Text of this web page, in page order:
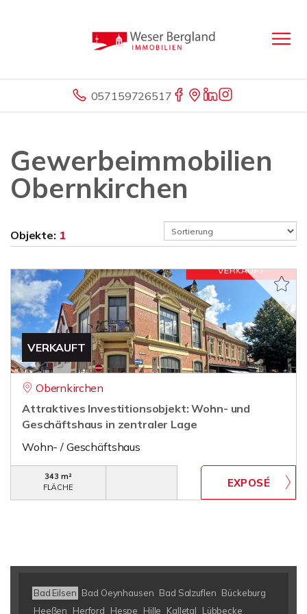
057159726517
Gewerbeimmobilien
Obernkirchen
Objekte: 1
VERKAUFT
Obernkirchen
Attraktives Investitionsobjekt: Wohn- und
Geschäftshaus in zentraler Lage
Wohn- / Geschäftshaus
343 m²
FLÄCHE
Bad Eilsen Bad Oeynhausen Bad Salzuflen Bückeburg
Heeßen
Herford Hespe Hille Kalletal
Lübbecke